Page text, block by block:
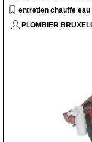
entretien chauffe
PLOMBIER